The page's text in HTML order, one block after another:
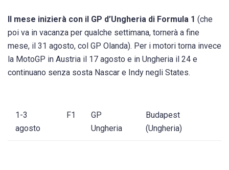
Il mese inizierà con il GP d’Ungheria di Formula 1 (che
poi va in vacanza per qualche settimana, tornerà a fine
mese, il 31 agosto, col GP Olanda). Per i motori torna invece
la MotoGP in Austria il 17 agosto e in Ungheria il 24 e
continuano senza sosta Nascar e Indy negli States.
1-3
agosto
F1
GP
Ungheria
Budapest
(Ungheria)